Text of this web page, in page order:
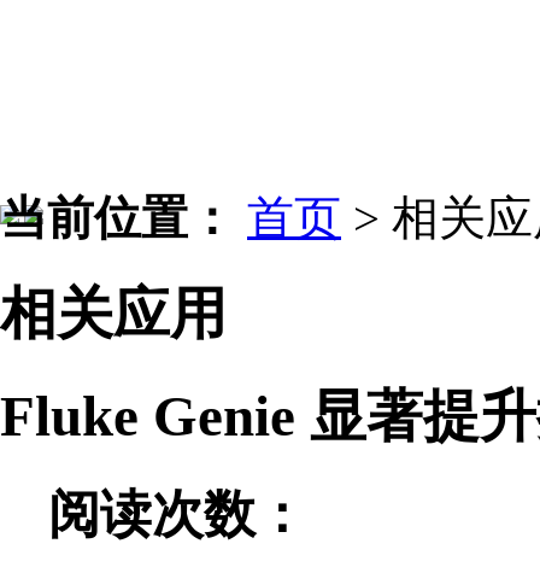
当前位置： 首页 > 相关
相关应用
Fluke Genie 显著提
阅读次数：